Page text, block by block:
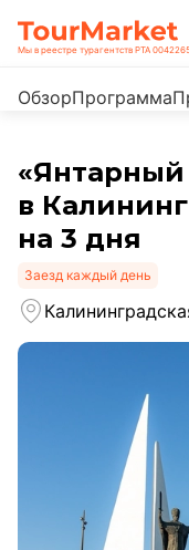
Мы в реестре турагентств РТА
ОбзорПрограмма
в
на 3 дня
Заезд каждый день